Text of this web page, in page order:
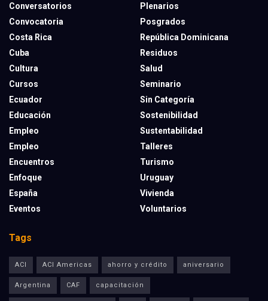
Conversatorios
Convocatoria
Costa Rica
Cuba
Cultura
Cursos
Ecuador
Educación
Empleo
Empleo
Encuentros
Enfoque
España
Eventos
Plenarios
Posgrados
República Dominicana
Residuos
Salud
Seminario
Sin Categoría
Sostenibilidad
Sustentabilidad
Talleres
Turismo
Uruguay
Vivienda
Voluntarios
Tags
ACI ACI Americas ahorro y crédito aniversario
Argentina CAF capacitación